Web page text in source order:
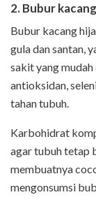
2. Bubur
Bubur kacang
gula dan santan,
sakit yang mudah
antioksidan,
tahan tubuh.
Karbohidrat
agar tubuh tetap
membuatnya
mengonsumsi